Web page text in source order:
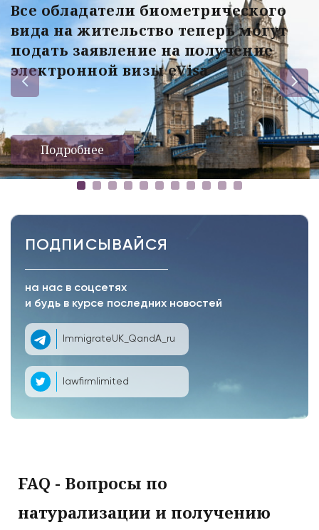
Все обладатели биометрического
вида на жительство теперь могут
подать заявление на получение
электронной визы eVisa
Подробнее
ПОДПИСЫВАЙСЯ
на нас в соцсетях
и будь в курсе последних новостей
ImmigrateUK_QandA_ru
lawfirmlimited
FAQ - Вопросы по
натурализации и получению